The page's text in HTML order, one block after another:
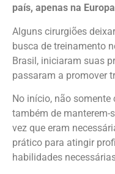
país, apenas na Europa
Alguns cirurgiões
busca de treinamento
Brasil, iniciaram suas
passaram a promover
No início, não
também de manterem-
vez que eram
prático para atingir
habilidades